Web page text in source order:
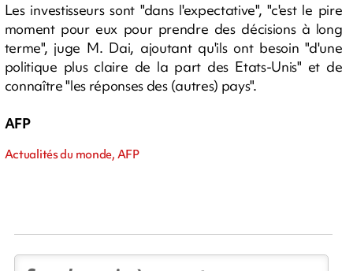
Les investisseurs sont "dans l'expectative", "c'est le pire
moment pour eux pour prendre des décisions à long
terme", juge M. Dai, ajoutant qu'ils ont besoin "d'une
politique plus claire de la part des Etats-Unis" et de
connaître "les réponses des (autres) pays".
AFP
Actualités du monde, AFP